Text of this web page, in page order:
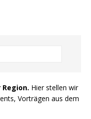
Hier stellen wir
Vorträgen aus dem